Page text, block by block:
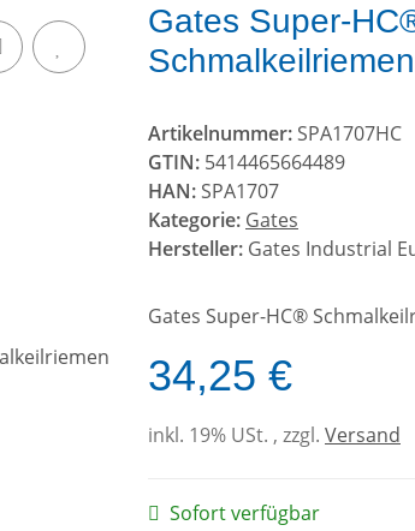
Gates Super-
Schmalkeilriemen
Artikelnummer: SPA1707HC
GTIN: 5414465664489
HAN: SPA1707
Kategorie: Gates
Hersteller: Gates Industrial
Gates Super-HC®
34,25 €
inkl. 19% USt. , zzgl. Versand
Sofort verfügbar